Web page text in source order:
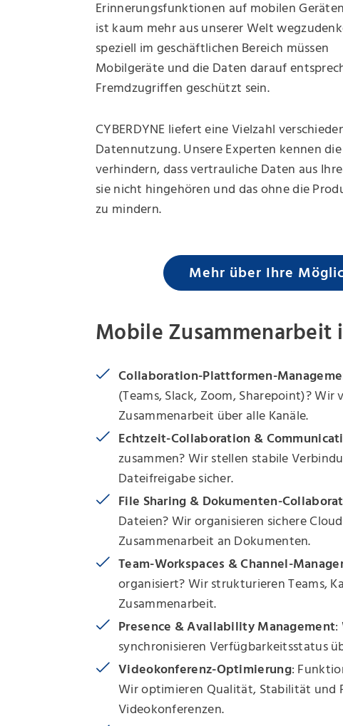
Erinnerungsfunktionen auf mobilen
ist kaum mehr aus unserer Welt
speziell im geschäftlichen Bereich müssen
Mobilgeräte und die Daten darauf
Fremdzugriffen geschützt sein.
CYBERDYNE liefert eine Vielzahl
Datennutzung. Unsere Experten kennen
verhindern, dass vertrauliche Daten aus
sie nicht hingehören und das ohne die
zu mindern.
Mehr über Ihre
Mobile Zusammenarbeit
Collaboration-Plattformen-
(Teams, Slack, Zoom, Sharepoint)?
Zusammenarbeit über alle Kanäle.
Echtzeit-Collaboration &
zusammen? Wir stellen stabile
Dateifreigabe sicher.
File Sharing & Dokumenten-
Dateien? Wir organisieren sichere
Zusammenarbeit an Dokumenten.
Team-Workspaces & Channel-
organisiert? Wir strukturieren Teams,
Zusammenarbeit.
Presence & Availability Management:
synchronisieren Verfügbarkeitsstatus
Videokonferenz-Optimierung:
Wir optimieren Qualität, Stabilität und
Videokonferenzen.